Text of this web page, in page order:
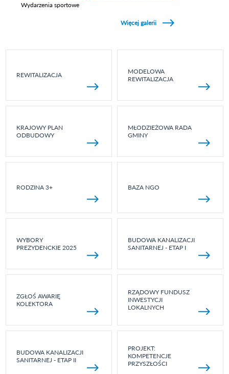
Wydarzenia sportowe
Więcej galerii
REWITALIZACJA
MODELOWA
REWITALIZACJA
KRAJOWY PLAN
ODBUDOWY
MŁODZIEŻOWA RADA
GMINY
RODZINA 3+ BAZA NGO
WYBORY
PREZYDENCKIE 2025
BUDOWA KANALIZACJI
SANITARNEJ - ETAP I
ZGŁOŚ AWARIĘ
KOLEKTORA
RZĄDOWY FUNDUSZ
INWESTYCJI
LOKALNYCH
BUDOWA KANALIZACJI
SANITARNEJ - ETAP II
PROJEKT:
KOMPETENCJE
PRZYSZŁOŚCI